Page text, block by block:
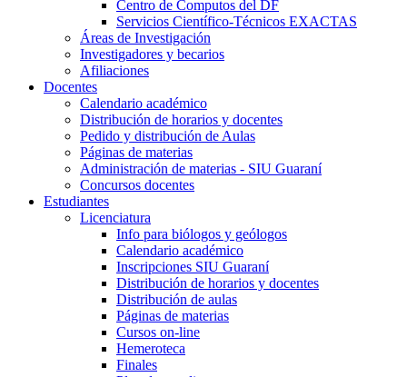
Centro de Computos del DF
Servicios Científico-Técnicos EXACTAS
Áreas de Investigación
Investigadores y becarios
Afiliaciones
Docentes
Calendario académico
Distribución de horarios y docentes
Pedido y distribución de Aulas
Páginas de materias
Administración de materias - SIU Guaraní
Concursos docentes
Estudiantes
Licenciatura
Info para biólogos y geólogos
Calendario académico
Inscripciones SIU Guaraní
Distribución de horarios y docentes
Distribución de aulas
Páginas de materias
Cursos on-line
Hemeroteca
Finales